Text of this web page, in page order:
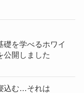
礎を学べるホワイ
公開しました
込む…それは